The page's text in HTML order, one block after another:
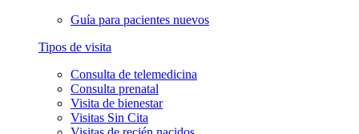
Guía para pacientes nuevos
Tipos de visita
Consulta de telemedicina
Consulta prenatal
Visita de bienestar
Visitas Sin Cita